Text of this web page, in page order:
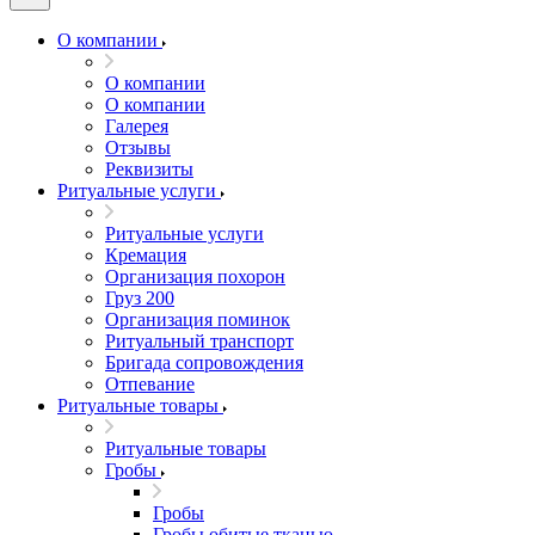
О компании
О компании
О компании
Галерея
Отзывы
Реквизиты
Ритуальные услуги
Ритуальные услуги
Кремация
Организация похорон
Груз 200
Организация поминок
Ритуальный транспорт
Бригада сопровождения
Отпевание
Ритуальные товары
Ритуальные товары
Гробы
Гробы